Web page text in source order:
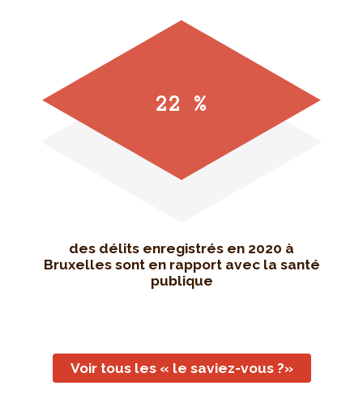
22 %
des délits enregistrés en 2020 à
Bruxelles sont en rapport avec la santé
publique
Voir tous les « le saviez-vous ?»